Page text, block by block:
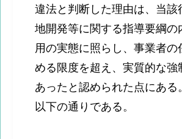
違法と判断した理由は、当該
地開発等に関する指導要綱の
用の実態に照らし、事業者の
める限度を超え、実質的な強
あったと認められた点にある
以下の通りである。